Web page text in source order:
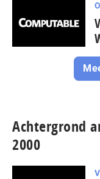
Achtergrond
2000